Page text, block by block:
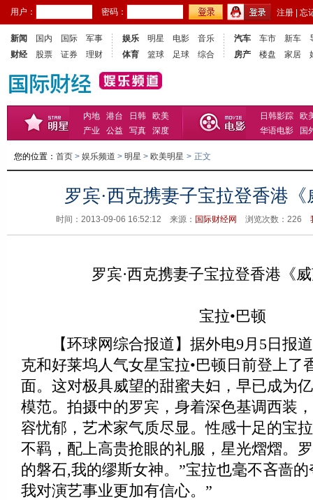
用户： 密码： 注册 忘
新闻 国内 国际
军事
财经
股票 证券 理财
娱乐 明星 电影
音乐
体育
篮球 足球 综合
汽车 车市 新车
房产
楼盘 家居
内地 港台 日韩
欧美
产业
公益 写真 深度
日韩影踪
欧
华语电影
国
您的位置： 首页 > 娱乐频道 > 明星 > 欧美明星 > 正文
罗宾·西克携妻子宝拉登香港
时间：2013-09-06 16:52:12 来源： 国际财经网 浏览次数： 226
罗宾·西克携妻子宝拉登香港《
宝拉•巴顿
【环球网综合报道】据外电9月5日报道
克和好莱坞人气女星宝拉•巴顿日前登上了
面。这对极具威望的甜蜜夫妇，早已成为
模范。拍摄中的罗宾，身着深色基调西装
容忧郁，艺术家气质尽显。性感十足的宝
不羁，配上高贵抢眼的礼服，星光熠熠。
的磐石,我的缪斯女神。”宝拉也毫不吝啬
我对演艺事业更加有信心。”